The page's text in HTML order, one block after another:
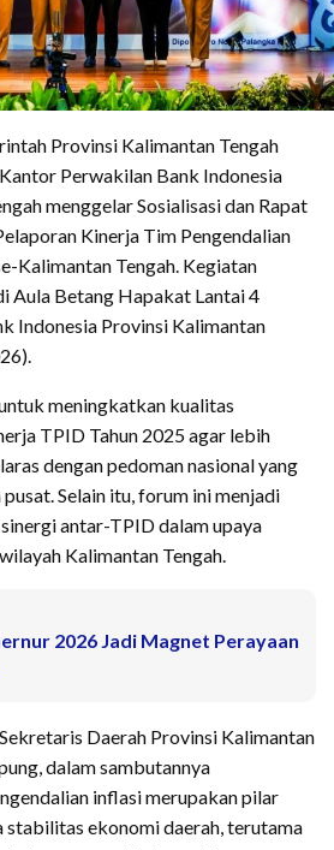
Provinsi Kalimantan Tengah
Perwakilan Bank Indonesia
menggelar Sosialisasi dan Rapat
Kinerja Tim Pengendalian
Kalimantan Tengah. Kegiatan
Aula Betang Hapakat Lantai 4
Indonesia Provinsi Kalimantan
meningkatkan kualitas
TPID Tahun 2025 agar lebih
dengan pedoman nasional yang
Selain itu, forum ini menjadi
antar-TPID dalam upaya
Kalimantan Tengah.
2026 Jadi Magnet Perayaan
Daerah Provinsi Kalimantan
dalam sambutannya
inflasi merupakan pilar
stabilitas ekonomi daerah, terutama